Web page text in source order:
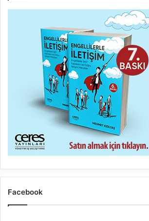
Facebook